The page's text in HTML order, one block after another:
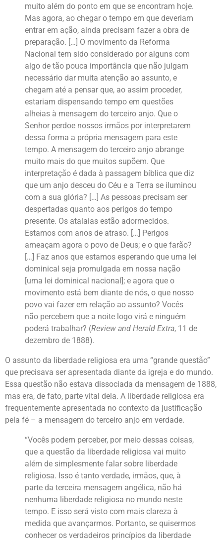
muito além do ponto em que se encontram hoje.
Mas agora, ao chegar o tempo em que deveriam
entrar em ação, ainda precisam fazer a obra de
preparação. […] O movimento da Reforma
Nacional tem sido considerado por alguns com
algo de tão pouca importância que não julgam
necessário dar muita atenção ao assunto, e
chegam até a pensar que, ao assim proceder,
estariam dispensando tempo em questões
alheias à mensagem do terceiro anjo. Que o
Senhor perdoe nossos irmãos por interpretarem
dessa forma a própria mensagem para este
tempo. A mensagem do terceiro anjo abrange
muito mais do que muitos supõem. Que
interpretação é dada à passagem bíblica que diz
que um anjo desceu do Céu e a Terra se iluminou
com a sua glória? […] As pessoas precisam ser
despertadas quanto aos perigos do tempo
presente. Os atalaias estão adormecidos.
Estamos com anos de atraso. […] Perigos
ameaçam agora o povo de Deus; e o que farão?
[…] Faz anos que estamos esperando que uma lei
dominical seja promulgada em nossa nação
[uma lei dominical nacional]; e agora que o
movimento está bem diante de nós, o que nosso
povo vai fazer em relação ao assunto? Vocês
não percebem que a noite logo virá e ninguém
poderá trabalhar? (Review and Herald Extra, 11 de
dezembro de 1888).
O assunto da liberdade religiosa era uma “grande questão”
que precisava ser apresentada diante da igreja e do mundo.
Essa questão não estava dissociada da mensagem de 1888,
mas era, de fato, parte vital dela. A liberdade religiosa era
frequentemente apresentada no contexto da justificação
pela fé – a mensagem do terceiro anjo em verdade.
“Vocês podem perceber, por meio dessas coisas,
que a questão da liberdade religiosa vai muito
além de simplesmente falar sobre liberdade
religiosa. Isso é tanto verdade, irmãos, que, à
parte da terceira mensagem angélica, não há
nenhuma liberdade religiosa no mundo neste
tempo. E isso será visto com mais clareza à
medida que avançarmos. Portanto, se quisermos
conhecer os verdadeiros princípios da liberdade